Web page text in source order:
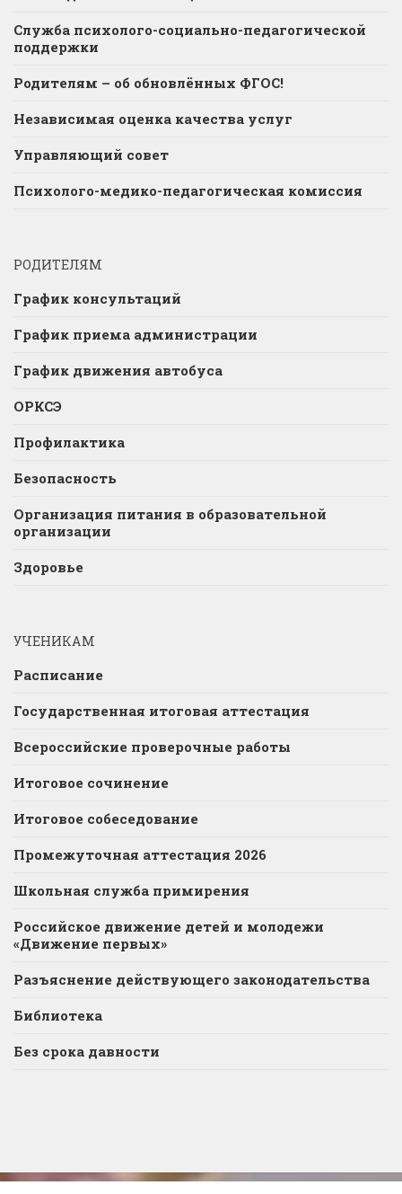
Служба психолого-социально-педагогической
поддержки
Родителям – об обновлённых ФГОС!
Независимая оценка качества услуг
Управляющий совет
Психолого-медико-педагогическая комиссия
РОДИТЕЛЯМ
График консультаций
График приема администрации
График движения автобуса
ОРКСЭ
Профилактика
Безопасность
Организация питания в образовательной
организации
Здоровье
УЧЕНИКАМ
Расписание
Государственная итоговая аттестация
Всероссийские проверочные работы
Итоговое сочинение
Итоговое собеседование
Промежуточная аттестация 2026
Школьная служба примирения
Российское движение детей и молодежи
«Движение первых»
Разъяснение действующего законодательства
Библиотека
Без срока давности